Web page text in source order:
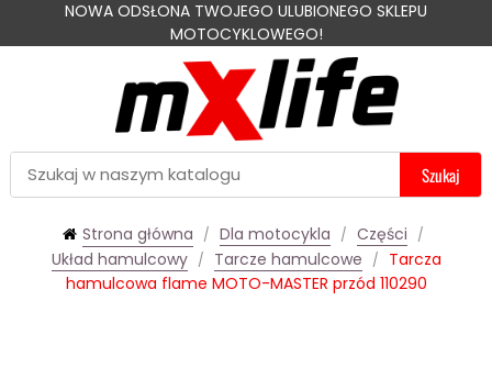
NOWA ODSŁONA TWOJEGO ULUBIONEGO SKLEPU
MOTOCYKLOWEGO!
Szukaj
Strona główna Dla motocykla
Części
Układ hamulcowy
Tarcze hamulcowe
Tarcza
hamulcowa flame MOTO-MASTER przód 110290